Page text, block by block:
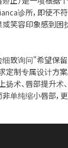
诊所，即使不
或笑容印象感到困
细致询问"希望保
定制专属设计方案
扬术、唇部提升术
单纯缩小唇部，